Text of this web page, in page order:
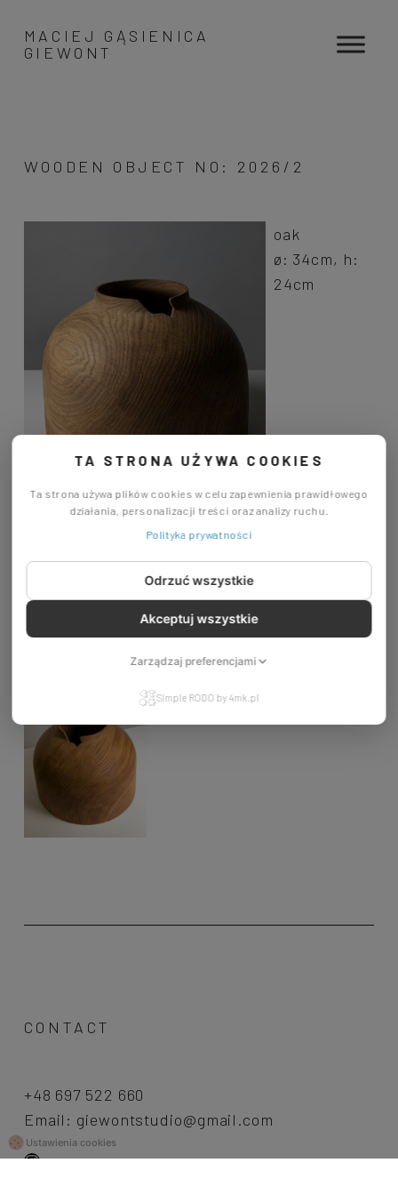
MACIEJ GĄSIENICA
GIEWONT
WOODEN OBJECT NO: 2026/2
oak
ø: 34cm, h:
24cm
CONTACT
+48 697 522 660
Email: giewontstudio@gmail.com
Instagram
TA STRONA UŻYWA COOKIES
Ta strona używa plików cookies w celu zapewnienia prawidłowego
działania, personalizacji treści oraz analizy ruchu.
Polityka prywatności
Odrzuć wszystkie
Akceptuj wszystkie
Zarządzaj preferencjami
Simple RODO by 4mk.pl
Ustawienia cookies